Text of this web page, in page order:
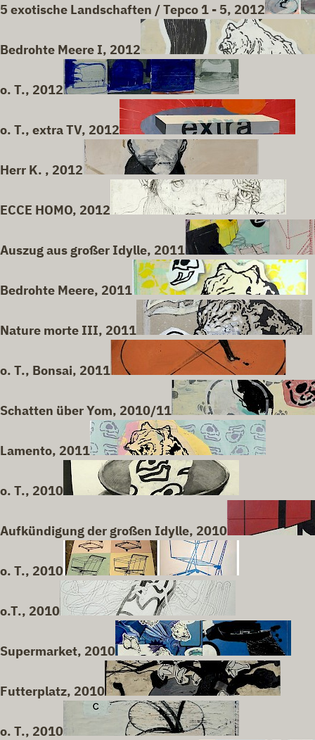
5 exotische Landschaften / Tepco 1 - 5, 2012
Bedrohte Meere I, 2012
o. T., 2012
o. T., extra TV, 2012
Herr K. , 2012
ECCE HOMO, 2012
Auszug aus großer Idylle, 2011
Bedrohte Meere, 2011
Nature morte III, 2011
o. T., Bonsai, 2011
Schatten über Yom, 2010/11
Lamento, 2011
o. T., 2010
Aufkündigung der großen Idylle, 2010
o. T., 2010
o.T., 2010
Supermarket, 2010
Futterplatz, 2010
o. T., 2010